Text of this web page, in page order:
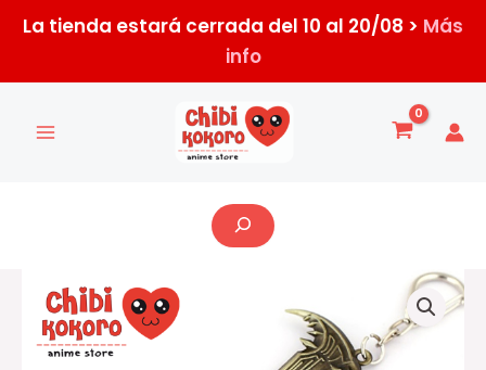
La tienda estará cerrada del 10 al 20/08 > Más
info